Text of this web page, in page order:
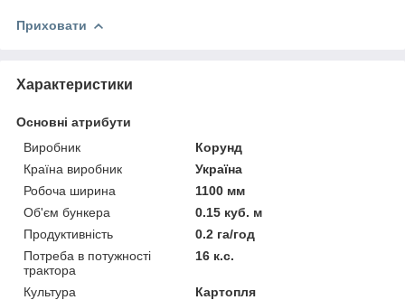
Приховати
Характеристики
Основні атрибути
Виробник
Корунд
Країна виробник
Україна
Робоча ширина
1100 мм
Об'єм бункера
0.15 куб. м
Продуктивність
0.2 га/год
Потреба в потужності
трактора
16 к.с.
Культура
Картопля